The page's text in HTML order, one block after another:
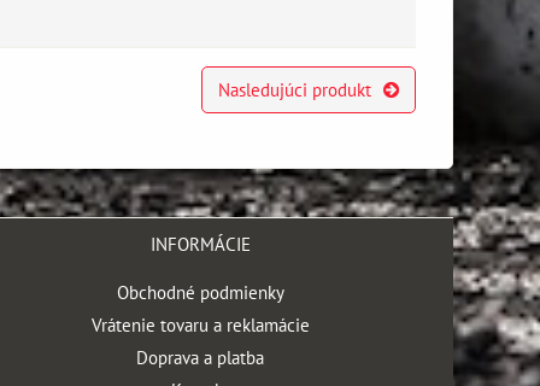
Nasledujúci produkt
INFORMÁCIE
Obchodné podmienky
Vrátenie tovaru a reklamácie
Doprava a platba